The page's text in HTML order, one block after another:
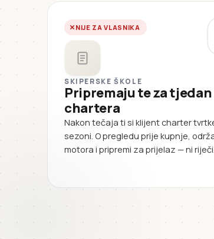
NIJE ZA VLASNIKA
SKIPERSKE ŠKOLE
Pripremaju te za
chartera
Nakon tečaja ti si klijent charter
sezoni. O pregledu prije kupnje,
motora i pripremi za prijelaz — ni riječi.